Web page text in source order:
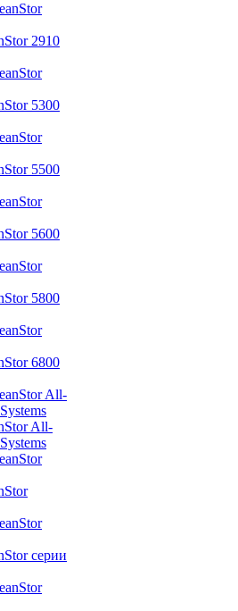
2910
5300
5500
5600
5800
6800
All-
серии